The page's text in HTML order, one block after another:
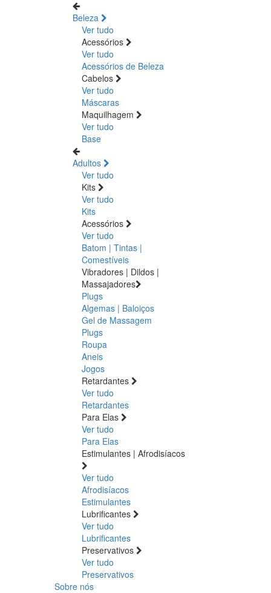
Beleza
Ver tudo
Acessórios
Ver tudo
Acessórios de Beleza
Cabelos
Ver tudo
Máscaras
Maquilhagem
Ver tudo
Base
Adultos
Ver tudo
Kits
Ver tudo
Kits
Acessórios
Ver tudo
Batom | Tintas |
Comestíveis
Vibradores | Dildos |
Massajadores
Plugs
Algemas | Baloiços
Gel de Massagem
Plugs
Roupa
Aneis
Jogos
Retardantes
Ver tudo
Retardantes
Para Elas
Ver tudo
Para Elas
Estimulantes | Afrodisíacos
Ver tudo
Afrodisíacos
Estimulantes
Lubrificantes
Ver tudo
Lubrificantes
Preservativos
Ver tudo
Preservativos
Sobre nós